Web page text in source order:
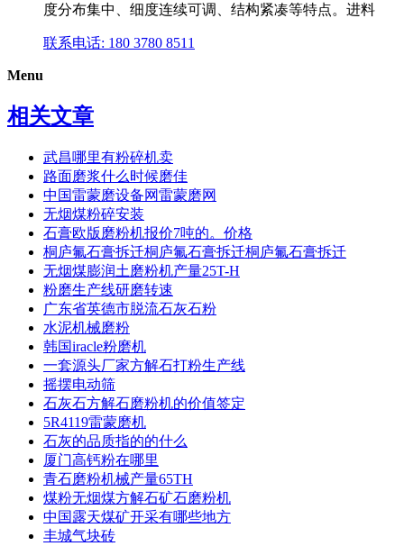
度分布集中、细度连续可调、结构紧凑等特点。进料
联系电话: 180 3780 8511
Menu
相关文章
武昌哪里有粉碎机卖
路面磨浆什么时候磨佳
中国雷蒙磨设备网雷蒙磨网
无烟煤粉碎安装
石膏欧版磨粉机报价7吨的。价格
桐庐氟石膏拆迁桐庐氟石膏拆迁桐庐氟石膏拆迁
无烟煤膨润土磨粉机产量25T-H
粉磨生产线研磨转速
广东省英德市脱流石灰石粉
水泥机械磨粉
韩国iracle粉磨机
一套源头厂家方解石打粉生产线
摇摆电动筛
石灰石方解石磨粉机的价值签定
5R4119雷蒙磨机
石灰的品质指的的什么
厦门高钙粉在哪里
青石磨粉机械产量65TH
煤粉无烟煤方解石矿石磨粉机
中国露天煤矿开采有哪些地方
丰城气块砖